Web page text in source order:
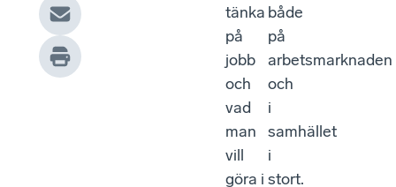
tänka
på
jobb
och
vad
man
vill
göra i
både
på
arbetsmarknaden
och
i
samhället
i
stort.